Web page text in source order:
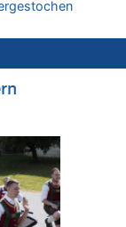
zu
hinter den
hinter den
hinter den